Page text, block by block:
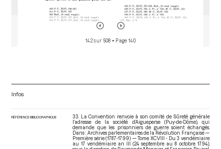
142 sur 508 • Page 140
Infos
RÉFÉRENCE BIBLIOGRAPHIQUE
33. La Convention renvoie à son comité de Sûreté générale
l’adresse de la société d’Aigueperse (Puy-de-Dôme), qui
demande que les prisonniers de guerre soient échangés.
Dans : Archives parlementaires de la Révolution Française —
Première série (1787-1799) — Tome XCVIII - Du 3 vendémiaire
au 17 vendémiaire an III (24 septembre au 8 octobre 1794),